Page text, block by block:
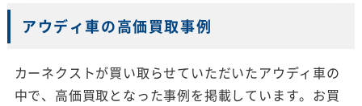
アウディ車の高価買取事例
カーネクストが買い取らせていただいたアウディ車の
中で、高価買取となった事例を掲載しています。お買